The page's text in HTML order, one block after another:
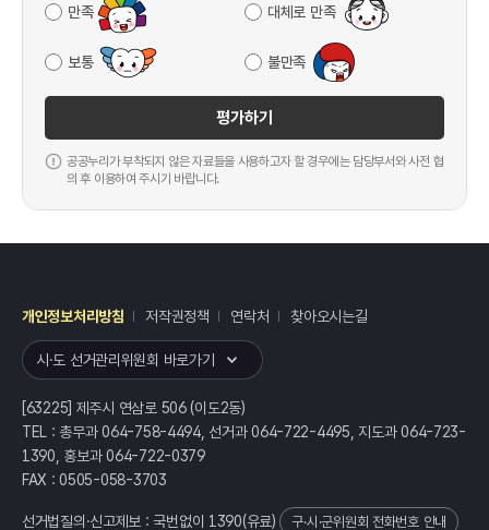
만족 대체로 만족
보통 불만족
평가하기
공공누리가 부착되지 않은 자료들을 사용하고자 할 경우에는 담당부서와 사전 협
의 후 이용하여 주시기 바랍니다.
개인정보처리방침 저작권정책 연락처 찾아오시는길
시·도 선거관리위원회 바로가기
[63225] 제주시 연삼로 506 (이도2동)
TEL : 총무과 064-758-4494, 선거과 064-722-4495, 지도과 064-723-
1390, 홍보과 064-722-0379
FAX : 0505-058-3703
선거법질의·신고제보 : 국번없이 1390(유료) 구·시·군위원회 전화번호 안내